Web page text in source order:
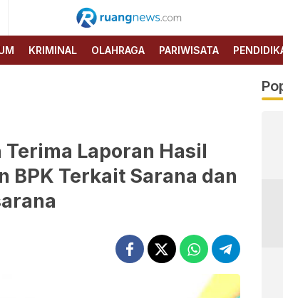
RUANG
NEWS
KRIMINAL OLAHRAGA PARIWISATA
Laporan Hasil
BPK Terkait Sarana dan